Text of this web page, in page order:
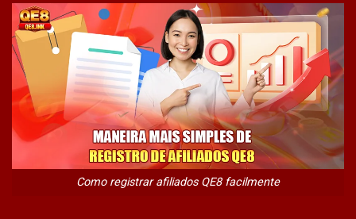
Como registrar afiliados QE8 facilmente